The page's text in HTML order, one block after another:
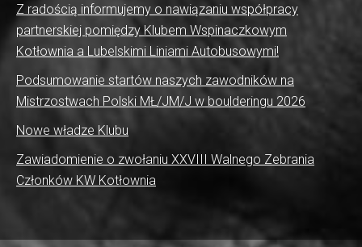
Z radością informujemy o nawiązaniu współpracy
partnerskiej pomiędzy Klubem Wspinaczkowym
Kotłownia a Lubelskimi Liniami Autobusowymi!
Podsumowanie startów naszych zawodników na
Mistrzostwach Polski MŁ/JM/J w boulderingu 2026
Nowe władze Klubu
Zawiadomienie o zwołaniu XXVIII Walnego Zebrania
Członków KW Kotłownia